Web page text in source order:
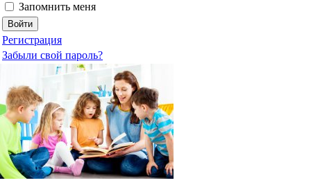
Запомнить меня
Регистрация
Забыли свой пароль?